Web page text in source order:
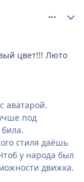
цвет!!! Люто
аватарой.
под
стиля даёшь
у народа был
движка.